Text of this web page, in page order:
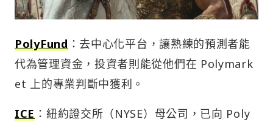
PolyFund：去中心化平台，讓熟練的預測者能
代為管理資金，投資者則能從他們在 Polymark
et 上的專業判斷中獲利。
ICE ：紐約證交所（NYSE）母公司，已向 Poly